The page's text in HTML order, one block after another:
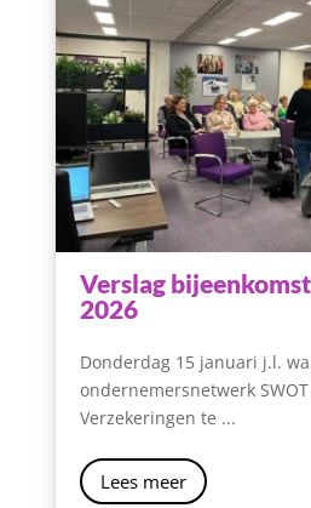
Verslag
2026
Donderdag 15 januari j.l.
ondernemersnetwerk
Verzekeringen te ...
Lees meer